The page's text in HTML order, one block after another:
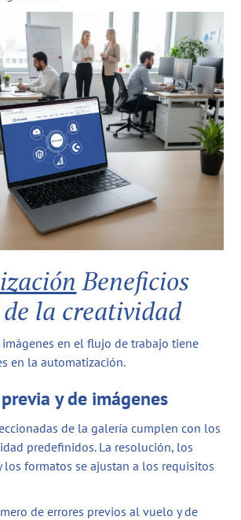
Beneficios
la creatividad
en el flujo de trabajo tiene
en la automatización.
y de imágenes
de la galería cumplen con los
predefinidos. La resolución, los
los formatos se ajustan a los requisitos
de errores previos al vuelo y de